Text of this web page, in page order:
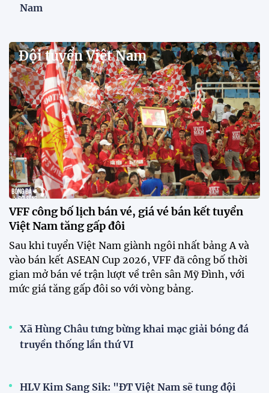
Nam
Đội tuyển Việt Nam
VFF công bố lịch bán vé, giá vé bán kết tuyển
Việt Nam tăng gấp đôi
Sau khi tuyển Việt Nam giành ngôi nhất bảng A và
vào bán kết ASEAN Cup 2026, VFF đã công bố thời
gian mở bán vé trận lượt về trên sân Mỹ Đình, với
mức giá tăng gấp đôi so với vòng bảng.
Xã Hùng Châu tưng bừng khai mạc giải bóng đá
truyền thống lần thứ VI
HLV Kim Sang Sik: "ĐT Việt Nam sẽ tung đội